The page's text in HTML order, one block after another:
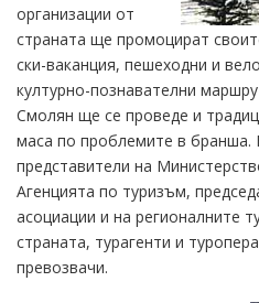
организации от
страната ще промоцират
ски-ваканция, пешеходни и
културно-познавателни
Смолян ще се проведе и
маса по проблемите в бранша.
представители на
Агенцията по туризъм,
асоциации и на регионалните
страната, турагенти и
превозвачи.